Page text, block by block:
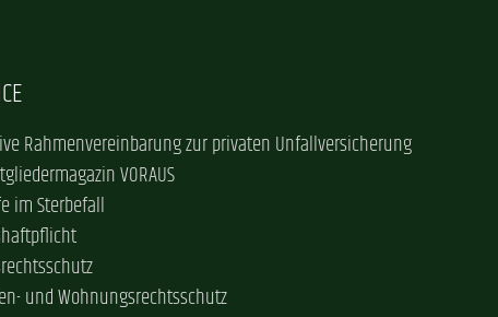
Rahmenvereinbarung zur privaten Unfallversicherung
VORAUS
im Sterbefall
und Wohnungsrechtsschutz